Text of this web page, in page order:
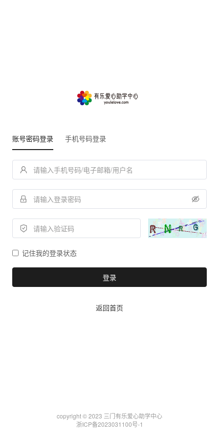
账号密码登录 手机号码登录
记住我的登录状态
登录
返回首页
copyright © 2023 三门有乐爱心助学中心
浙ICP备2023031100号-1